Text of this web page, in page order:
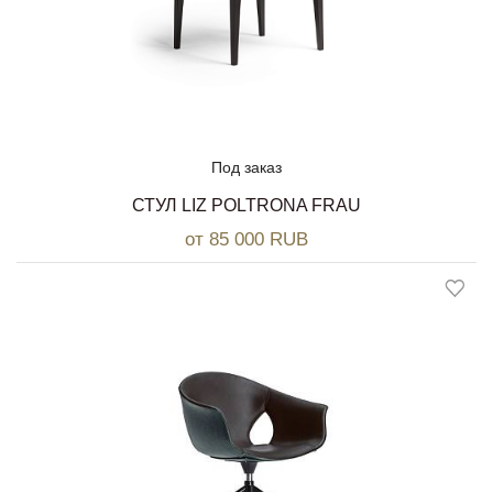
Под заказ
СТУЛ LIZ POLTRONA FRAU
от 85 000 RUB